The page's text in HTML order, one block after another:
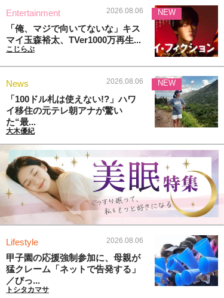
Entertainment 2026.08.06
「俺、マジで向いてないな」キス
マイ玉森裕太、TVer1000万再生...
こじらぶ
NEW
News 2026.08.06
「100ドル札は使えない!?」ハワ
イ移住の元テレ朝アナが驚い
た“最...
大木優紀
NEW
Lifestyle 2026.08.06
甲子園の応援強制参加に、母親が
猛クレーム「ネットで告発する」
／びっ...
トシタカマサ